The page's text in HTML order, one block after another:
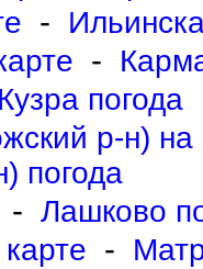
-
-
Кузра погода
р-н) на
погода
- Лашково
-